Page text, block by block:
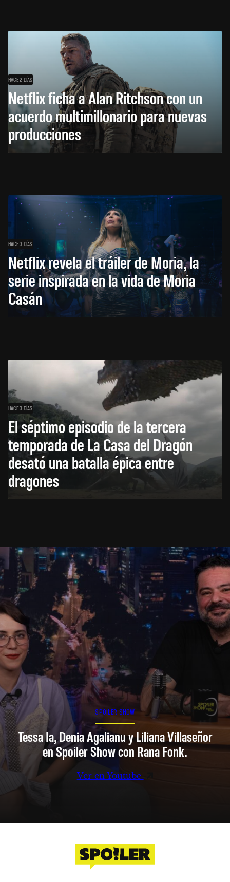
HACE 2 DÍAS
Netflix ficha a Alan Ritchson con un
acuerdo multimillonario para nuevas
producciones
HACE 3 DÍAS
Netflix revela el tráiler de Moria, la
serie inspirada en la vida de Moria
Casán
HACE 3 DÍAS
El séptimo episodio de la tercera
temporada de La Casa del Dragón
desató una batalla épica entre
dragones
SPOILER SHOW
Tessa Ia, Denia Agalianu y Liliana Villaseñor
en Spoiler Show con Rana Fonk.
Ver en Youtube